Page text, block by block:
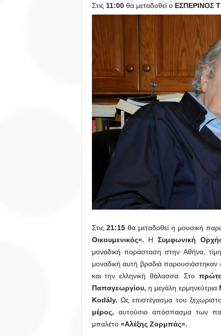
Στις 11:00θα μεταδοθεί ο ΕΣΠΕΡΙΝΟΣ
Στις 21:15θα μεταδοθεί η μουσική
Οικουμενικός». ΗΣυμφωνική
μοναδική παράσταση στην Αθήνα,
μοναδική αυτή βραδιά
και την ελληνική θάλασσα. Στο
Παπαγεωργίου, η μεγάλη ερμηνεύτρια
Kodály. Ως επιστέγασμα του
μέρος, αυτούσιο απόσπασμα των
μπαλέτο «Αλέξης Ζορμπάς».